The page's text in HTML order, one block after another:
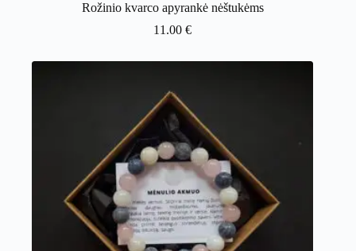
Rožinio kvarco apyrankė nėštukėms
11.00€